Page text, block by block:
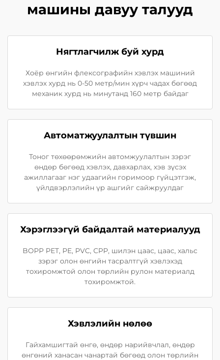
машины давуу талууд
Нягтлагчилж буй хурд
Хоёр өнгийн флексографийн хэвлэх машиний
хэвлэх хурд нь 0-50 метр/мин хүрч чадах бөгөөд
механик хурд нь минутанд 160 метр байдаг
Автоматжуулалтын түвшин
Тоног төхөөрөмжийн автомжуулалтын зэрэг
өндөр бөгөөд хэвлэх, давхарлах, хэв зүсэх
ажиллагааг нэг удаагийн горимоор гүйцэтгэж,
үйлдвэрлэлийн үр ашгийг сайжруулдаг
Хэрэглээгүй байдалтай материалууд
BOPP PET, PE, PVC, CPP, шилэн цаас, цаас, хальс
зэрэг олон өнгийн тасралтгүй хэвлэхэд
тохиромжтой олон төрлийн рулон материалд
тохиромжтой.
Хэвлэлийн нөлөө
Гайхамшигтай өнгө, өндөр нарийвчлал, өндөр
өнгөний ханасан чанартай бөгөөд олон төрлийн